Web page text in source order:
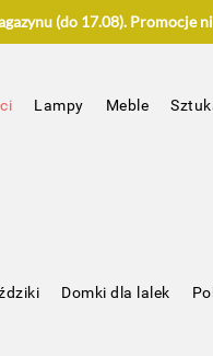
(do 17.08). Promocje
Lampy Meble
Domki dla lalek